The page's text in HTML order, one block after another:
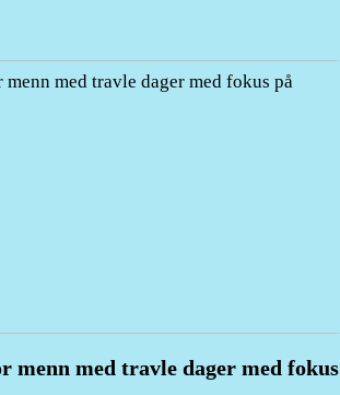
menn med travle dager med fokus